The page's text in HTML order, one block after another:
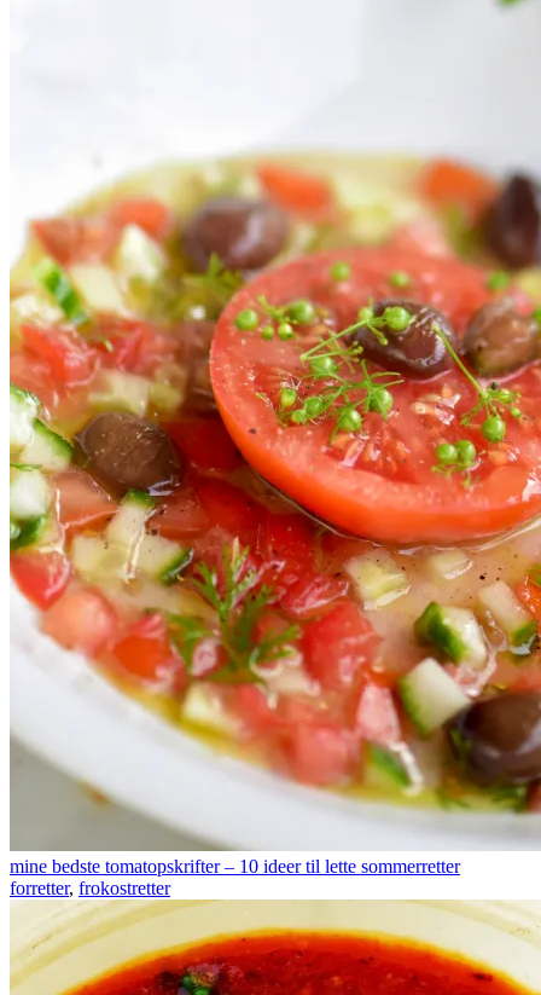
mine bedste tomatopskrifter – 10 ideer til lette sommerretter
forretter, frokostretter